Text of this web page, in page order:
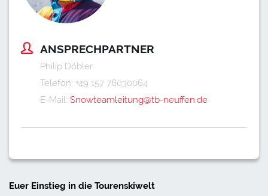
ANSPRECHPARTNER
Philip Döbler
Telefon: ‭+49 157 76030064‬
E-Mail: Snowteamleitung@tb-neuffen.de
Euer Einstieg in die Tourenskiwelt